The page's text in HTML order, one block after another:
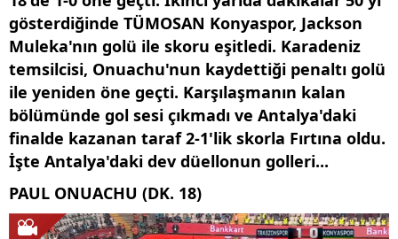
gösterdiğinde TÜMOSAN Konyaspor, Jackson
Muleka'nın golü ile skoru eşitledi. Karadeniz
temsilcisi, Onuachu'nun kaydettiği penaltı golü
ile yeniden öne geçti. Karşılaşmanın kalan
bölümünde gol sesi çıkmadı ve Antalya'daki
finalde kazanan taraf 2-1'lik skorla Fırtına oldu.
İşte Antalya'daki dev düellonun golleri...
PAUL ONUACHU (DK. 18)